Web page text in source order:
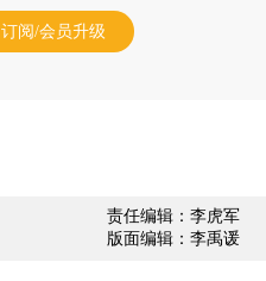
订阅/会员升级
责任编辑：李虎军
版面编辑：李禹谖